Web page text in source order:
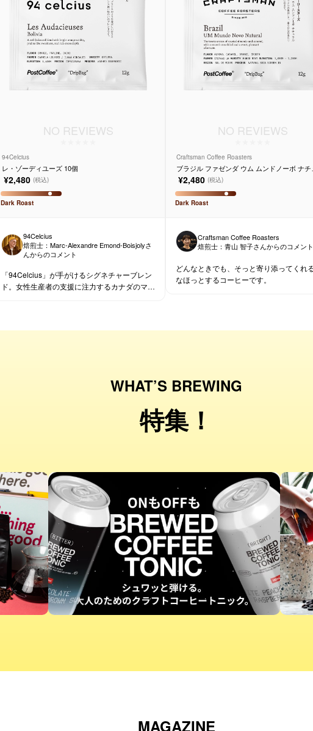
NO REVIEWS
94Celcius
レ・ゾーディユーズ 10個
¥2,480 (税込)
Dark Roast
94Celcius
焙煎士： Marc-Alexandre Emond-Boisjolyさ
んからのコメント
「94Celcius」が手がけるシグネチャーブレン
ド。女性生産者の支援に注力するカナダのマイ
NO REVIEWS
Craftsman Coffee Roasters
ブラジル ファゼンダ ウム ムンドノーボ ナチ
ル 10個入り
¥2,480 (税込)
Dark Roast
Craftsman Coffee Roasters
焙煎士： 青山 智子さんからのコメント
どんなときでも、そっと寄り添ってくれ
なほっとするコーヒーです。
WHAT’S BREWING
特集！
MAGAZINE